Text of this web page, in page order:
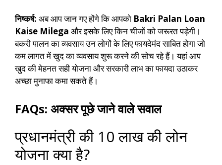
निष्कर्ष: अब आप जान गए होंगे कि आपको Bakri Palan Loan
Kaise Milega और इसके लिए किन चीजों को जरूरत पड़ेगी।
बकरी पालन का व्यवसाय उन लोगों के लिए फायदेमंद साबित होगा जो
कम लागत में खुद का व्यवसाय शुरू करने की सोच रहे हैं। यहां आप
खुद की मेहनत सही योजना और सरकारी लाभ का फायदा उठाकर
अच्छा मुनाफा कमा सकते हैं।
FAQs: अक्सर पूछे जाने वाले सवाल
प्रधानमंत्री की 10 लाख की लोन
योजना क्या है?